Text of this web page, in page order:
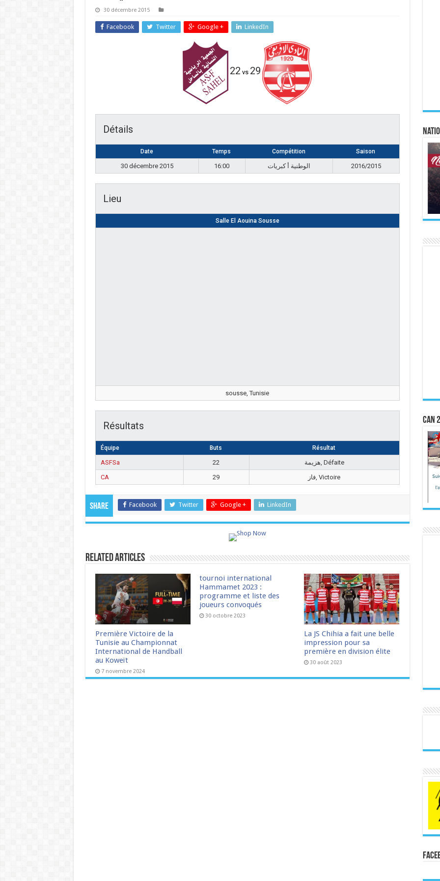
30 décembre 2015
Facebook Twitter Google + LinkedIn
22 vs 29
Détails
Date Temps Compétition Saison
30 décembre 2015 16:00 الوطنية أ كبريات 2016/2015
Lieu
Salle El Aouina Sousse
sousse, Tunisie
Résultats
Équipe Buts Résultat
ASFSa 22
هزيمة, Défaite
CA
29 فاز, Victoire
Share Facebook Twitter Google + LinkedIn
Related Articles
Première Victoire de la
Tunisie au Championnat
International de Handball
au Koweït
7 novembre 2024
tournoi international
Hammamet 2023 :
programme et liste des
joueurs convoqués
30 octobre 2023
La JS Chihia a fait une belle
impression pour sa
première en division élite
30 août 2023
CAN